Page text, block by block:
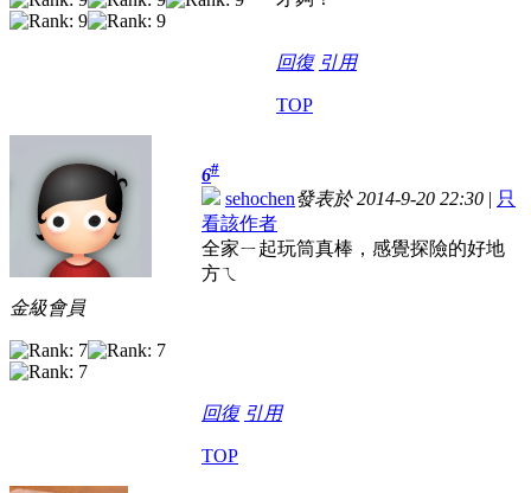
回復 引用
TOP
金級會員
6#
sehochen發表於 2014-9-20 22:30 | 只
看該作者
全家ㄧ起玩筒真棒，感覺探險的好地
方ㄟ
回復 引用
TOP